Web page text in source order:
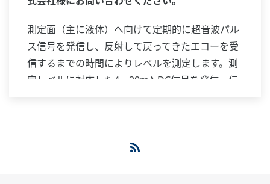
測定面（主に液体）へ向けて定期的に超音波パル
ス信号を発信し、反射して戻ってきたエコーを受
信するまでの時間によりレベルを測定します。測
定レベルに対応した4～20mA DC信号を発信・伝
にくい方式です。コンパクトな一体形設計で、小